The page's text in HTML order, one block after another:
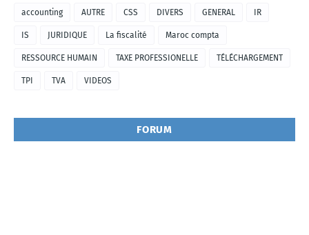
accounting AUTRE CSS DIVERS GENERAL IR
IS JURIDIQUE La fiscalité Maroc compta
RESSOURCE HUMAIN TAXE PROFESSIONELLE TÉLÉCHARGEMENT
TPI TVA VIDEOS
FORUM